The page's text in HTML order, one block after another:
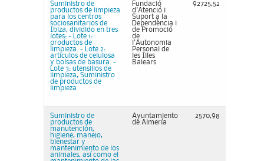
Suministro de
productos de limpieza
para los centros
sociosanitarios de
Ibiza, dividido en tres
lotes: - Lote 1:
productos de
limpieza. - Lote 2:
artículos de celulosa
y bolsas de basura. -
Lote 3: utensilios de
limpieza, Suministro
de productos de
limpieza
Fundació
d'Atenció i
Suport a la
Dependència i
de Promoció
de
l'Autonomia
Personal de
les Illes
Balears
92725,52
Suministro de
productos de
manutención,
higiene, manejo,
bienestar y
mantenimiento de los
animales, así como el
Ayuntamiento
de Almería
2570,98